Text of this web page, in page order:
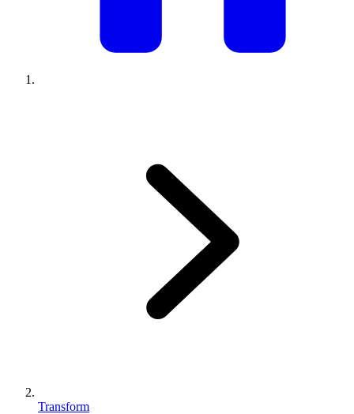
Transform